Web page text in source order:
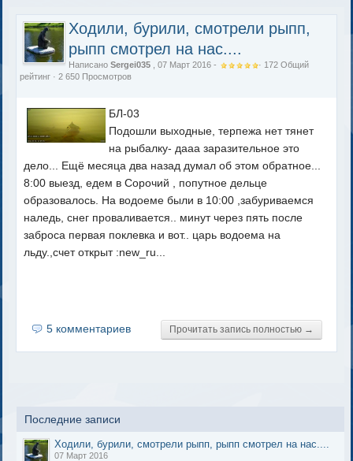
Ходили, бурили, смотрели рыпп,
рыпп смотрел на нас....
НаписаноSergei035 , 07 Март 2016 - · 172 Общий
рейтинг · 2 650 Просмотров
БЛ-03
Подошли выходные, терпежа нет тянет
на рыбалку- дааа заразительное это
дело... Ещё месяца два назад думал об этом обратное...
8:00 выезд, едем в Сорочий , попутное дельце
образовалось. На водоеме были в 10:00 ,забуриваемся
наледь, снег проваливается.. минут через пять после
заброса первая поклевка и вот.. царь водоема на
льду.,счет открыт :new_ru...
Прочитать запись полностью →
5 комментариев
Последние записи
Ходили, бурили, смотрели рыпп, рыпп смотрел на нас....
07 Март 2016